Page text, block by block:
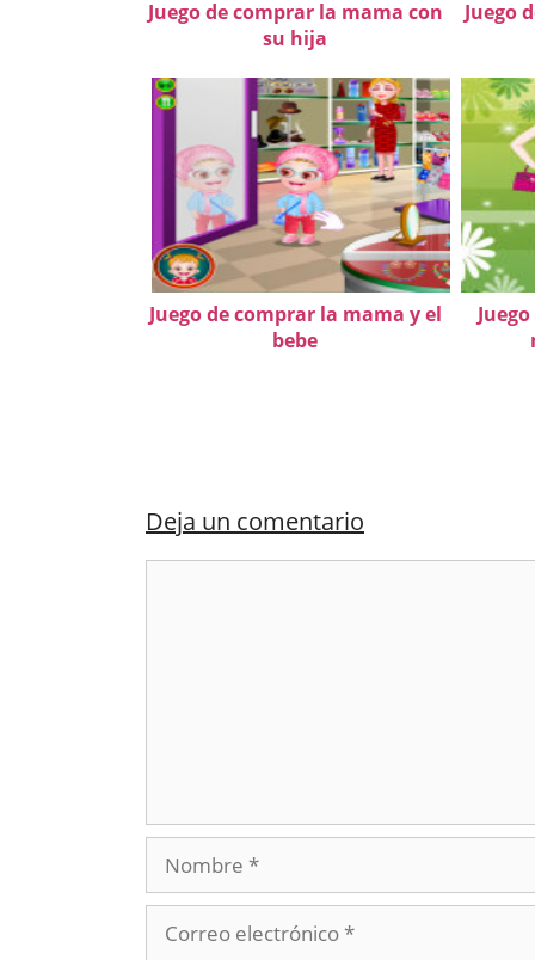
Juego de comprar la mama con
su hija
Juego
Juego de comprar la mama y el
bebe
Deja un comentario
Nombre
electrónico